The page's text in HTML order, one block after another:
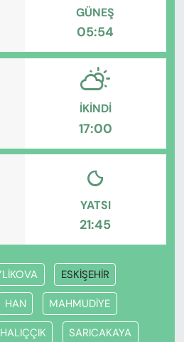
GÜNEŞ
05:54
İKINDI
17:00
YATSI
21:45
ESKİŞEHİR
HAN MAHMUDİYE
SARICAKAYA
HABERLERİ